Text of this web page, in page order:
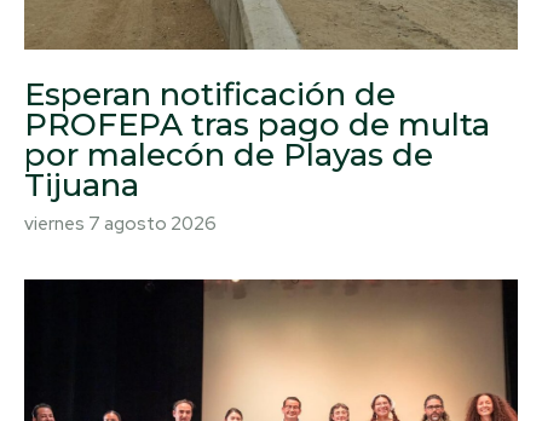
Esperan notificación de
PROFEPA tras pago de multa
por malecón de Playas de
Tijuana
viernes 7 agosto 2026